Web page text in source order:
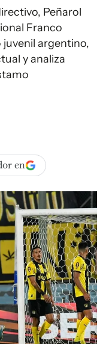
Peñarol
Franco
argentino,
y analiza
en